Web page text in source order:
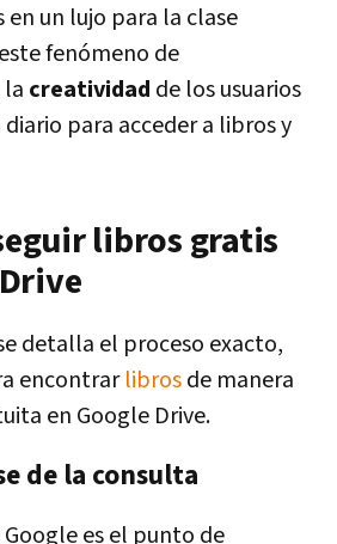
en un lujo para la clase
fenómeno de
creatividad de los usuarios
para acceder a libros y
libros gratis
detalla el proceso exacto,
encontrarlibrosde manera
en Google Drive.
de la consulta
es el punto de